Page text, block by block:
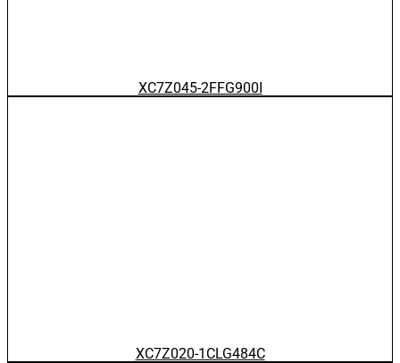
XC7Z045-2FFG900I
XC7Z020-1CLG484C